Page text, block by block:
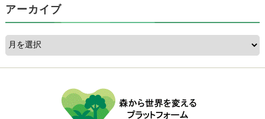
アーカイブ